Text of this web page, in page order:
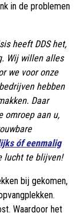
in de problemen
heeft DDS het,
Wij willen alles
we voor onze
hebben
Daar
omroep aan u,
óf eenmalig
lucht te blijven!
bij gekomen,
Waardoor het